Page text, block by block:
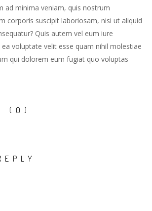
ad minima veniam, quis nostrum
corporis suscipit laboriosam, nisi ut aliquid
Quis autem vel eum iure
voluptate velit esse quam nihil molestiae
qui dolorem eum fugiat quo voluptas
(0)